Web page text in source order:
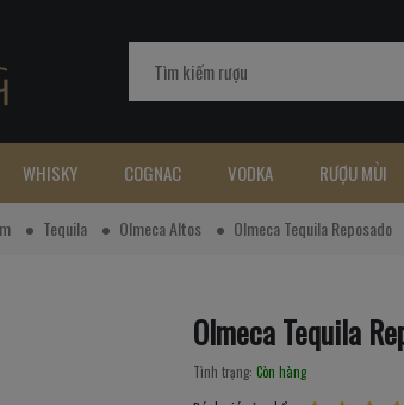
WHISKY COGNAC VODKA RƯỢU MÙI
Tequila Olmeca Altos Olmeca Tequila Reposado
Olmeca Tequila
Tình trạng: Còn hàng